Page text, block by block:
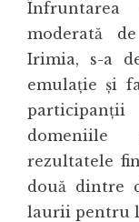
moderată
Irimia, s-a
emulaţie şi
domeniile
rezultatele
două dintre
laurii pentru